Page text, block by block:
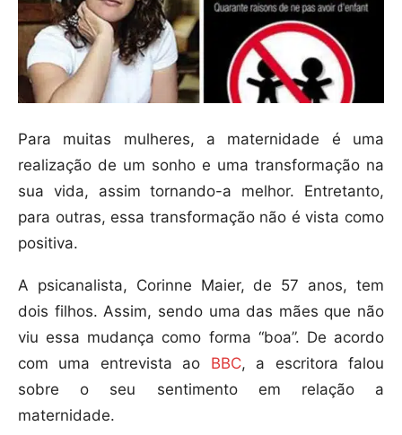
Para muitas mulheres, a maternidade é uma
realização de um sonho e uma transformação na
sua vida, assim tornando-a melhor. Entretanto,
para outras, essa transformação não é vista como
positiva.
A psicanalista, Corinne Maier, de 57 anos, tem
dois filhos. Assim, sendo uma das mães que não
viu essa mudança como forma “boa”. De acordo
com uma entrevista ao BBC, a escritora falou
sobre o seu sentimento em relação a
maternidade.